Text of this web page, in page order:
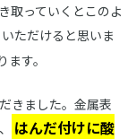
取っていくとこのよ
ただけると思いま
ます。
きました。金属表
はんだ付けに酸